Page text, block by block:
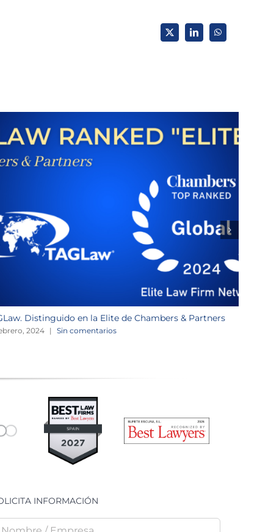
X LinkedInWhatsApp
Distinguido en la Elite de Chambers & Partners
2024 | Sin comentarios
INFORMACIÓN